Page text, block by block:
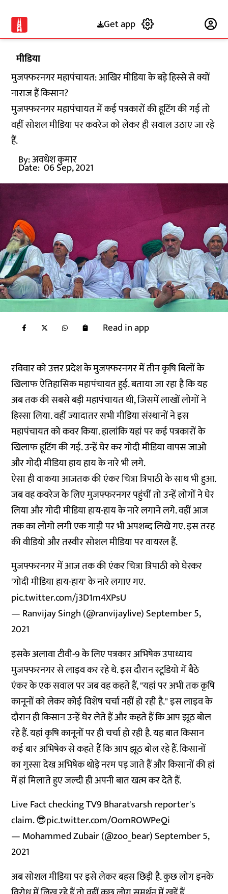
Get app
मीडिया
मुजफ्फरनगर महापंचायत: आखिर मीडिया के बड़े हिस्से से क्यों
नाराज हैं किसान?
मुजफ्फरनगर महापंचायत में कई पत्रकारों की हूटिंग की गई तो
वहीं सोशल मीडिया पर कवरेज को लेकर ही सवाल उठाए जा रहे
हैं.
By:अवधेश कुमार
Date: 06 Sep, 2021
Read in app
रविवार को उत्तर प्रदेश के मुजफ्फरनगर में तीन कृषि बिलों के
खिलाफ ऐतिहासिक महापंचायत हुई. बताया जा रहा है कि यह
अब तक की सबसे बड़ी महापंचायत थी, जिसमें लाखों लोगों ने
हिस्सा लिया. वहीं ज्यादातर सभी मीडिया संस्थानों ने इस
महापंचायत को कवर किया. हालांकि यहां पर कई पत्रकारों के
खिलाफ हूटिंग की गई. उन्हें घेर कर गोदी मीडिया वापस जाओ
और गोदी मीडिया हाय हाय के नारे भी लगे.
ऐसा ही वाकया आजतक की एंकर चित्रा त्रिपाठी के साथ भी हुआ.
जब वह कवरेज के लिए मुजफ्फरनगर पहुंचीं तो उन्हें लोगों ने घेर
लिया और गोदी मीडिया हाय-हाय के नारे लगाने लगे. वहीं आज
तक का लोगो लगी एक गाड़ी पर भी अपशब्द लिखे गए. इस तरह
की वीडियो और तस्वीर सोशल मीडिया पर वायरल हैं.
मुजफ्फरनगर में आज तक की एंकर चित्रा त्रिपाठी को घेरकर
'गोदी मीडिया हाय-हाय' के नारे लगाए गए.
pic.twitter.com/j3D1m4XPsU
— Ranvijay Singh (@ranvijaylive)September 5,
2021
इसके अलावा टीवी-9 के लिए पत्रकार अभिषेक उपाध्याय
मुजफ्फरनगर से लाइव कर रहे थे. इस दौरान स्टूडियो में बैठे
एंकर के एक सवाल पर जब वह कहते हैं, "यहां पर अभी तक कृषि
कानूनों को लेकर कोई विशेष चर्चा नहीं हो रही है." इस लाइव के
दौरान ही किसान उन्हें घेर लेते हैं और कहते हैं कि आप झूठ बोल
रहे हैं. यहां कृषि कानूनों पर ही चर्चा हो रही है. यह बात किसान
कई बार अभिषेक से कहते हैं कि आप झूठ बोल रहे हैं. किसानों
का गुस्सा देख अभिषेक थोड़े नरम पड़ जाते हैं और किसानों की हां
में हां मिलाते हुए जल्दी ही अपनी बात खत्म कर देते हैं.
Live Fact checking TV9 Bharatvarsh reporter's
claim. 😎pic.twitter.com/OomROWPeQi
— Mohammed Zubair (@zoo_bear)September 5,
2021
अब सोशल मीडिया पर इसे लेकर बहस छिड़ी है. कुछ लोग इनके